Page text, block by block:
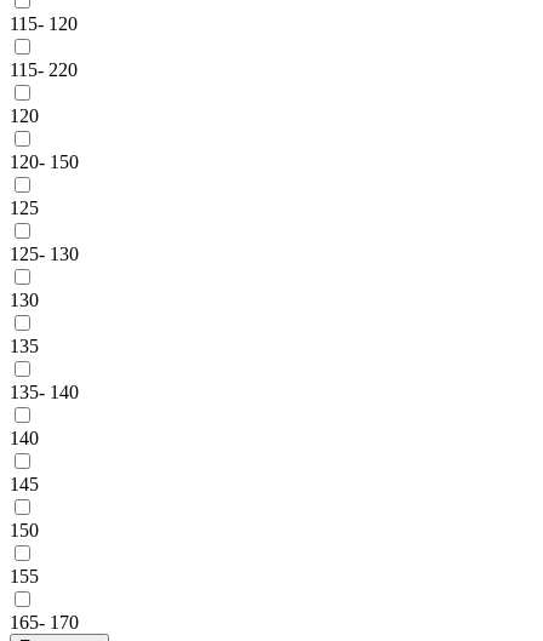
115- 120
115- 220
120
120- 150
125
125- 130
130
135
135- 140
140
145
150
155
165- 170